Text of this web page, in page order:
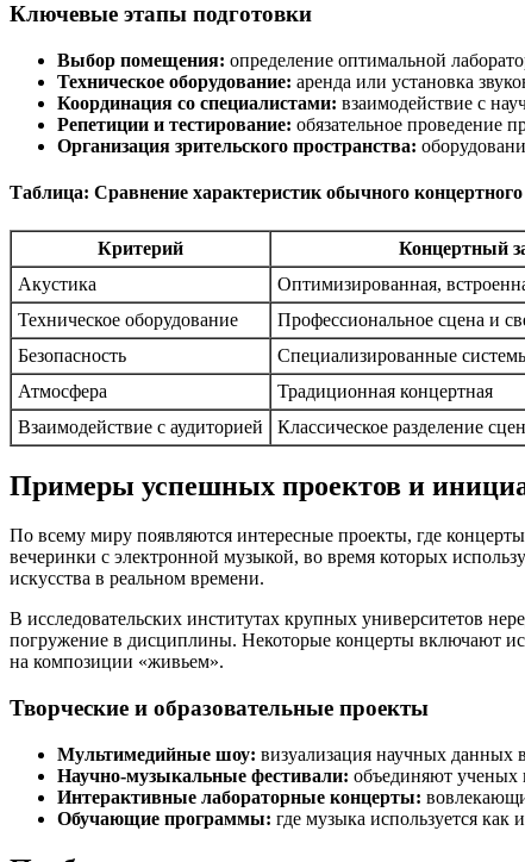
Ключевые этапы подготовки
Выбор помещения: определение оптимальной
Техническое оборудование: аренда или установка
Координация со специалистами: взаимодействие с
Репетиции и тестирование: обязательное проведение
Организация зрительского пространства:
Таблица: Сравнение характеристик обычного
Критерий Концертный
Акустика
Оптимизированная,
Техническое оборудование
Профессиональное сцена и
Безопасность
Специализированные
Атмосфера
Традиционная концертная
Взаимодействие с аудиторией
Классическое разделение
Примеры успешных проектов и
По всему миру появляются интересные проекты, где
вечеринки с электронной музыкой, во время которых
искусства в реальном времени.
В исследовательских институтах крупных университетов
погружение в дисциплины. Некоторые концерты включают
на композиции «живьем».
Творческие и образовательные проекты
Мультимедийные шоу: визуализация научных данных
Научно-музыкальные фестивали: объединяют ученых
Интерактивные лабораторные концерты:
Обучающие программы: где музыка используется